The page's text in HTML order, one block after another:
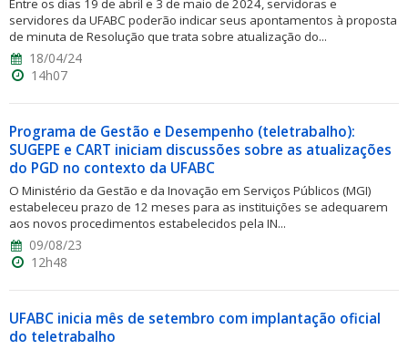
Entre os dias 19 de abril e 3 de maio de 2024, servidoras e
servidores da UFABC poderão indicar seus apontamentos à proposta
de minuta de Resolução que trata sobre atualização do...
18/04/24
14h07
Programa de Gestão e Desempenho (teletrabalho):
SUGEPE e CART iniciam discussões sobre as atualizações
do PGD no contexto da UFABC
O Ministério da Gestão e da Inovação em Serviços Públicos (MGI)
estabeleceu prazo de 12 meses para as instituições se adequarem
aos novos procedimentos estabelecidos pela IN...
09/08/23
12h48
UFABC inicia mês de setembro com implantação oficial
do teletrabalho